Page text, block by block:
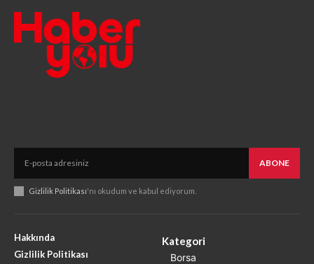
ABONE
Gizlilik Politikası'nı okudum ve kabul ediyorum.
Hakkında
Gizlilik Politikası
Kategori
Borsa